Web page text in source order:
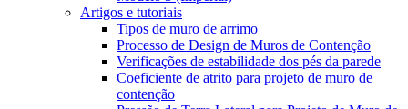
Artigos e tutoriais
Tipos de muro de arrimo
Processo de Design de Muros de Contenção
Verificações de estabilidade dos pés da parede
Coeficiente de atrito para projeto de muro de
contenção